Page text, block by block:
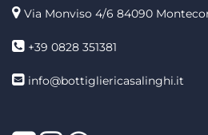
Via Monviso 4/6 84090
+39 0828 351381
info@bottigliericasalinghi.it